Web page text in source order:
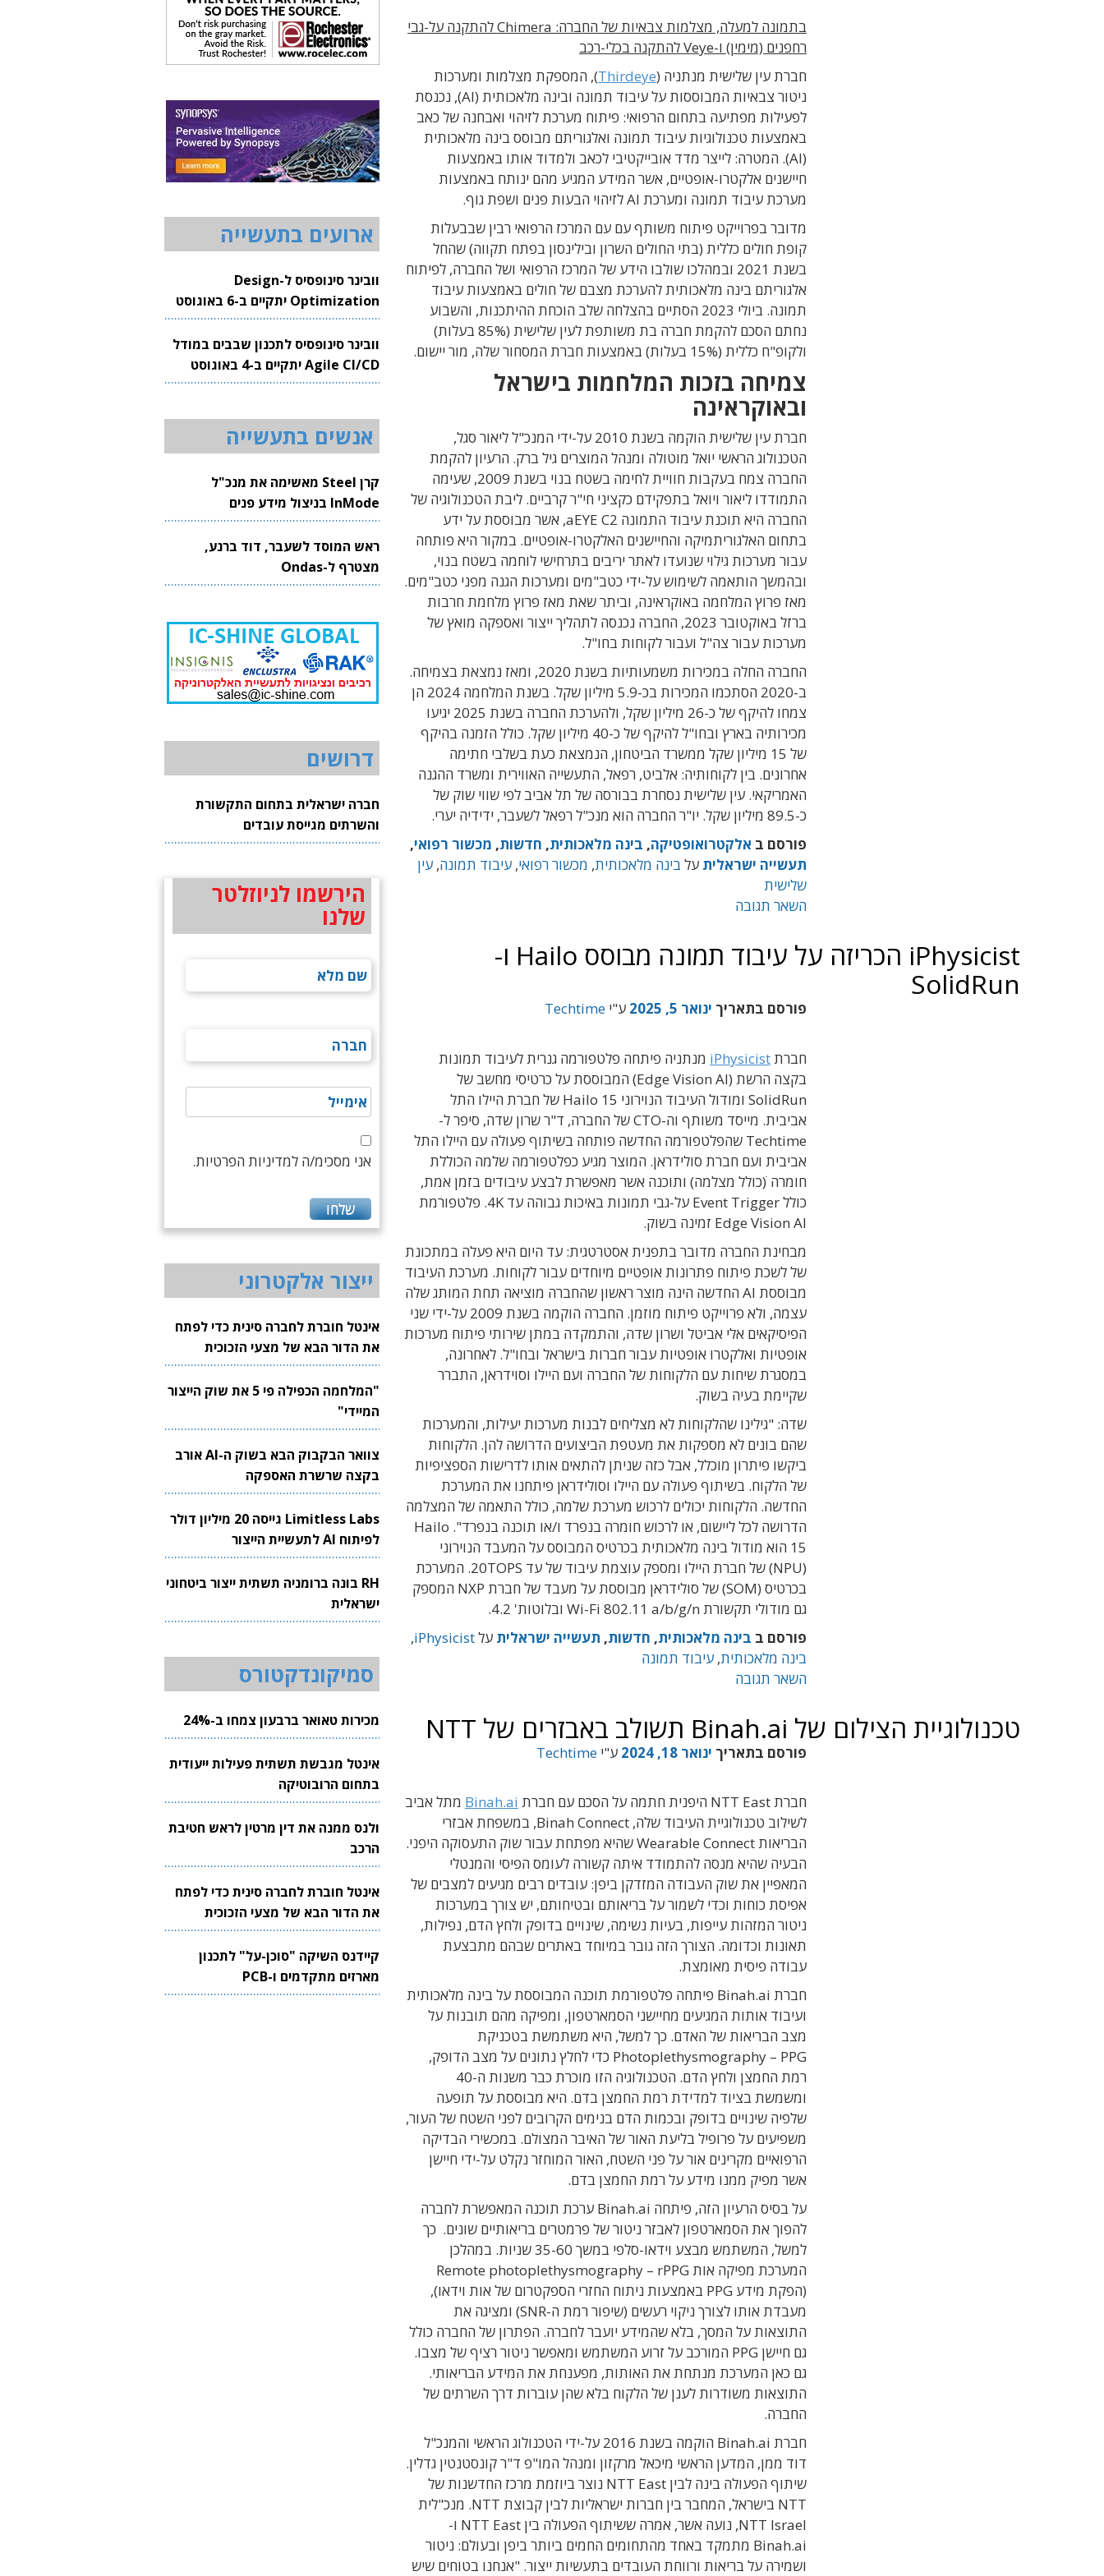
בתמונה למעלה, מצלמות צבאיות של החברה: Chimera להתקנה על-גבי
רחפנים (מימין) ו-Veye להתקנה בכלי-רכב
חברת עין שלישית מנתניה (Thirdeye), המספקת מצלמות ומערכות
ניטור צבאיות המבוססות על עיבוד תמונה ובינה מלאכותית (AI), נכנסת
לפעילות מפתיעה בתחום הרפואי: פיתוח מערכת לזיהוי ואבחנה של כאב
באמצעות טכנולוגיות עיבוד תמונה ואלגוריתם מבוסס בינה מלאכותית
(AI). המטרה: לייצר מדד אובייקטיבי לכאב ולמדוד אותו באמצעות
חיישנים אלקטרו-אופטיים, אשר המידע המגיע מהם ינותח באמצעות
מערכת עיבוד תמונה ומערכת AI לזיהוי הבעות פנים ושפת גוף.
מדובר בפרוייקט פיתוח משותף עם עם המרכז הרפואי רבין שבבעלות
קופת חולים כללית (בתי החולים השרון ובילינסון בפתח תקווה) שהחל
בשנת 2021 ובמהלכו שולבו הידע של המרכז הרפואי ושל החברה, לפיתוח
אלגוריתם בינה מלאכותית להערכת מצבם של חולים באמצעות עיבוד
תמונה. ביולי 2023 הסתיים בהצלחה שלב הוכחת ההיתכנות, והשבוע
נחתם הסכם להקמת חברה בת משותפת לעין שלישית (85% בעלות)
ולקופ"ח כללית (15% בעלות) באמצעות חברת המסחור שלה, מור יישום.
צמיחה בזכות המלחמות בישראל
ובאוקראינה
חברת עין שלישית הוקמה בשנת 2010 על-ידי המנכ"ל ליאור סגל,
הטכנולוג הראשי יואל מוטולה ומנהל המוצרים גיל ברק. הרעיון להקמת
החברה צמח בעקבות חוויית לחימה בשטח בנוי בשנת 2009, שעימה
התמודדו ליאור ויואל בתפקידם כקציני חי"ר קרביים. ליבת הטכנולוגיה של
החברה היא תוכנת עיבוד התמונה aEYE C2, אשר מבוססת על ידע
בתחום האלגוריתמיקה והחיישנים האלקטרו-אופטיים. במקור היא פותחה
עבור מערכות גילוי שנועדו לאתר יריבים בתרחישי לוחמה בשטח בנוי,
ובהמשך הותאמה לשימוש על-ידי כטב"מים ומערכות הגנה מפני כטב"מים.
מאז פרוץ המלחמה באוקראינה, וביתר שאת מאז פרוץ מלחמת חרבות
ברזל באוקטובר 2023, החברה נכנסה לתהליך ייצור ואספקה מואץ של
מערכות עבור צה"ל ועבור לקוחות בחו"ל.
החברה החלה במכירות משמעותיות בשנת 2020, ומאז נמצאת בצמיחה.
ב-2020 הסתכמו המכירות בכ-5.9 מיליון שקל. בשנת המלחמה 2024 הן
צמחו להיקף של כ-26 מיליון שקל, ולהערכת החברה בשנת 2025 יגיעו
מכירותיה בארץ ובחו"ל להיקף של כ-40 מיליון שקל. כולל הזמנה בהיקף
של 15 מיליון שקל ממשרד הביטחון, הנמצאת כעת בשלבי חתימה
אחרונים. בין לקוחותיה: אלביט, רפאל, התעשייה האווירית ומשרד ההגנה
האמריקאי. עין שלישית נסחרת בבורסה של תל אביב לפי שווי שוק של
כ-89.5 מיליון שקל. יו"ר החברה הוא מנכ"ל רפאל לשעבר, ידידיה יערי.
פורסם ב אלקטרואופטיקה, בינה מלאכותית, חדשות, מכשור רפואי,
תעשייה ישראלית על בינה מלאכותית, מכשור רפואי, עיבוד תמונה, עין
שלישית
השאר תגובה
iPhysicist הכריזה על עיבוד תמונה מבוסס Hailo ו-
SolidRun
פורסם בתאריך ינואר 5, 2025 ע"י Techtime
חברת iPhysicist מנתניה פיתחה פלטפורמה גנרית לעיבוד תמונות
בקצה הרשת (Edge Vision AI) המבוססת על כרטיסי מחשב של
SolidRun ומודול העיבוד הנוירוני Hailo 15 של חברת היילו התל
אביבית. מייסד משותף וה-CTO של החברה, ד"ר שרון שדה, סיפר ל-
Techtime שהפלטפורמה החדשה פותחה בשיתוף פעולה עם היילו התל
אביבית ועם חברת סולידראן. המוצר מגיע כפלטפורמה שלמה הכוללת
חומרה ׁ(כולל מצלמה) ותוכנה אשר מאפשרת לבצע עיבודים בזמן אמת,
כולל Event Trigger על-גבי תמונות באיכות גבוהה עד 4K. פלטפורמת
Edge Vision AI זמינה בשוק.
מבחינת החברה מדובר בתפנית אסטרטגית: עד היום היא פעלה במתכונת
של לשכת פיתוח פתרונות אופטיים מיוחדים עבור לקוחות. מערכת העיבוד
מבוססת AI החדשה הינה מוצר ראשון שהחברה מוציאה תחת המותג שלה
עצמה, ולא פרוייקט פיתוח מוזמן. החברה הוקמה בשנת 2009 על-ידי שני
הפיסיקאים אלי אביטל ושרון שדה, והתמקדה במתן שירותי פיתוח מערכות
אופטיות ואלקטרו אופטיות עבור חברות בישראל ובחו"ל. לאחרונה,
במסגרת שיחות עם הלקוחות של החברה ועם היילו וסוידראן, התברר
שקיימת בעיה בשוק.
שדה: "גילינו שהלקוחות לא מצליחים לבנות מערכות יעילות, והמערכות
שהם בונים לא מספקות את מעטפת הביצועים הדרושה להן. הלקוחות
ביקשו פיתרון מוכלל, אבל כזה שניתן להתאים אותו לדרישות הספציפיות
של הלקוח. בשיתוף פעולה עם היילו וסולידראן פיתחנו את המערכת
החדשה. הלקוחות יכולים לרכוש מערכת שלמה, כולל התאמה של המצלמה
הדרושה לכל ליישום, או לרכוש חומרה בנפרד ו/או תוכנה בנפרד". Hailo
15 הוא מודול בינה מלאכותית בכרטיס המבוסס על המעבד הנוירוני
(NPU) של חברת היילו ומספק עוצמת עיבוד של עד 20TOPS. המערכת
בכרטיס (SOM) של סולידראן מבוססת על מעבד של חברת NXP המספק
גם מודולי תקשורת Wi-Fi 802.11 a/b/g/n ובלוטות' 4.2.
פורסם ב בינה מלאכותית, חדשות, תעשייה ישראלית עלiPhysicist
,
בינה מלאכותית, עיבוד תמונה
השאר תגובה
טכנולוגיית הצילום של Binah.ai תשולב באבזרים של NTT
פורסם בתאריך ינואר 18, 2024 ע"י Techtime
חברת NTT East היפנית חתמה על הסכם עם חברת Binah.ai מתל אביב
לשילוב טכנולוגיית העיבוד שלה, Binah Connect, במשפחת אבזרי
הבריאות Wearable Connect שהיא מפתחת עבור שוק התעסוקה היפני.
הבעיה שהיא מנסה להתמודד איתה קשורה לעומס הפיסי והמנטלי
המאפיין את שוק העבודה המזדקן ביפן: עובדים רבים מגיעים למצבים של
אפיסת כוחות וכדי לשמור על בריאותם ובטיחותם, יש צורך במערכות
ניטור המזהות עייפות, בעיות נשימה, שינויים בדופק ולחץ הדם, נפילות,
תאונות וכדומה. הצורך הזה גובר במיוחד באתרים שבהם מתבצעת
עבודה פיסית מאומצת.
חברת Binah.ai פיתחה פלטפורמת תוכנה המבוססת על בינה מלאכותית
ועיבוד אותות המגיעים מחיישני הסמארטפון, ומפיקה מהם תובנות על
מצב הבריאות של האדם. כך למשל, היא משתמשת בטכניקת
Photoplethysmography – PPG כדי לחלץ נתונים על מצב הדופק,
רמת החמצן ולחץ הדם. הטכנולוגיה הזו מוכרת כבר משנות ה-40
ומשמשת בציוד למדידת רמת החמצן בדם. היא מבוססת על תופעה
שלפיה שינויים בדופק ובכמות הדם בנימים הקרובים לפני השטח של העור,
משפיעים על פרופיל בליעת האור של האיבר המצולם. במכשירי הבדיקה
הרפואיים מקרינים אור על פני השטח, האור המוחזר נקלט על-ידי חיישן
אשר מפיק ממנו מידע על רמת החמצן בדם.
על בסיס הרעיון הזה, פיתחה Binah.ai ערכת תוכנה המאפשרת לחברה
להפוך את הסמארטפון לאבזר ניטור של פרמטרים בריאותיים שונים. כך
למשל, המשתמש מבצע וידאו-סלפי במשך 35-60 שניות. במהלכן
המערכת מפיקה אות Remote photoplethysmography – rPPG
(הפקת מידע PPG באמצעות ניתוח החזרי הספקטרום של אות וידאו),
מעבדת אותו לצורך ניקוי רעשים (שיפור רמת ה-SNR) ומציגה את
התוצאות על המסך, בלא שהמידע יועבר לחברה. הפתרון של החברה כולל
גם חיישן PPG המורכב על זרוע המשתמש ומאפשר ניטור רציף של מצבו.
גם כאן המערכת מנתחת את האותות, מפענחת את המידע הבריאותי.
התוצאות משודרות לענן של הלקוח בלא שהן עוברות דרך השרתים של
החברה.
חברת Binah.ai הוקמה בשנת 2016 על-ידי הטכנולוג הראשי והמנכ"ל
דוד ממן, המדען הראשי מיכאל מרקזון ומנהל המו"פ ד"ר קונסטנטין גדלין.
שיתוף הפעולה בינה לבין NTT East נוצר ביוזמת
מרכז החדשנות של
NTT בישראל, המחבר בין חברות ישראליות לבין קבוצת NTT
. מנכ"לית
NTT Israel, נועה אשר, אמרה ש
שיתוף הפעולה בין NTT East ו-
Binah.ai מתמקד
באחד מהתחומים החמים ביותר ביפן ובעולם: ניטור
ושמירה על בריאות ורווחת העובדים בתעשיות ייצור. "אנחנו בטוחים שיש
ארועים בתעשייה
וובינר סינופסיס ל-Design
Optimization יתקיים ב-6 באוגוסט
2026
וובינר סינופסיס לתכנון שבבים במודל
Agile CI/CD יתקיים ב-4 באוגוסט
2026
אנשים בתעשייה
קרן Steel מאשימה את מנכ"ל
InMode בניצול מידע פנים
ראש המוסד לשעבר, דוד ברנע,
מצטרף ל-Ondas
דרושים
חברה ישראלית בתחום התקשורת
והשרתים מגייסת עובדים
הירשמו לניוזלטר
שלנו
אני מסכימ/ה למדיניות הפרטיות.
ייצור אלקטרוני
אינטל חוברת לחברה סינית כדי לפתח
את הדור הבא של מצעי הזכוכית
לשבבים
"המלחמה הכפילה פי 5 את שוק הייצור
המיידי"
צוואר הבקבוק הבא בשוק ה-AI אורב
בקצה שרשרת האספקה
Limitless Labs גייסה 20 מיליון דולר
לפיתוח AI לתעשיית הייצור
RH בונה ברומניה תשתית ייצור ביטחוני
ישראלית
סמיקונדקטורס
מכירות טאואר ברבעון צמחו ב-24%
אינטל מגבשת תשתית פעילות ייעודית
בתחום הרובוטיקה
ולנס ממנה את דין מרטין לראש חטיבת
הרכב
אינטל חוברת לחברה סינית כדי לפתח
את הדור הבא של מצעי הזכוכית
לשבבים
קיידנס השיקה "סוכן-על" לתכנון
מארזים מתקדמים ו-PCB